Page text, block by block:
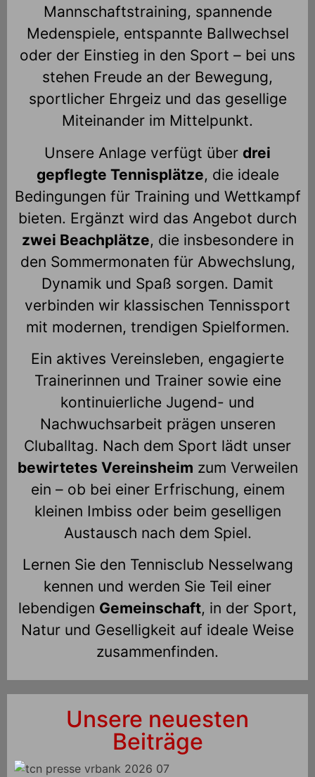
Mannschaftstraining, spannende
Medenspiele, entspannte Ballwechsel
oder der Einstieg in den Sport – bei uns
stehen Freude an der Bewegung,
sportlicher Ehrgeiz und das gesellige
Miteinander im Mittelpunkt.
Unsere Anlage verfügt über drei
gepflegte Tennisplätze, die ideale
Bedingungen für Training und Wettkampf
bieten. Ergänzt wird das Angebot durch
zwei Beachplätze, die insbesondere in
den Sommermonaten für Abwechslung,
Dynamik und Spaß sorgen. Damit
verbinden wir klassischen Tennissport
mit modernen, trendigen Spielformen.
Ein aktives Vereinsleben, engagierte
Trainerinnen und Trainer sowie eine
kontinuierliche Jugend- und
Nachwuchsarbeit prägen unseren
Cluballtag. Nach dem Sport lädt unser
bewirtetes Vereinsheim zum Verweilen
ein – ob bei einer Erfrischung, einem
kleinen Imbiss oder beim geselligen
Austausch nach dem Spiel.
Lernen Sie den Tennisclub Nesselwang
kennen und werden Sie Teil einer
lebendigen Gemeinschaft, in der Sport,
Natur und Geselligkeit auf ideale Weise
zusammenfinden.
Unsere neuesten
Beiträge